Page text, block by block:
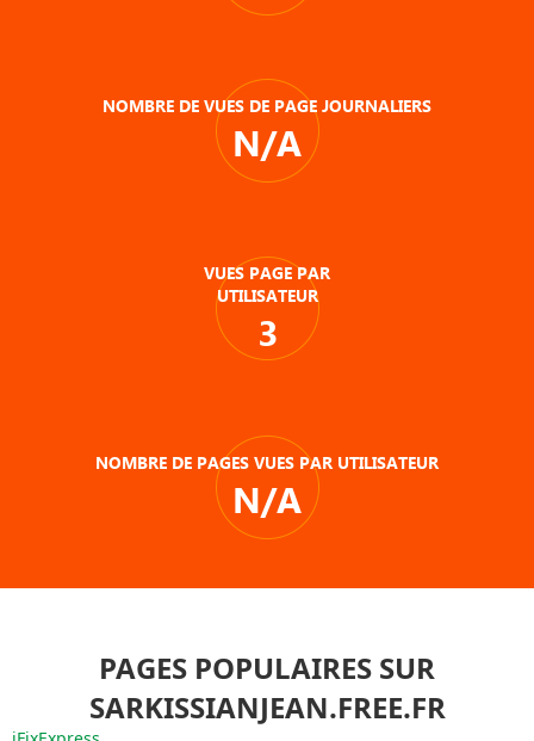
NOMBRE DE VUES DE PAGE JOURNALIERS
N/A
VUES PAGE PAR
UTILISATEUR
3
NOMBRE DE PAGES VUES PAR UTILISATEUR
N/A
PAGES POPULAIRES SUR
SARKISSIANJEAN.FREE.FR